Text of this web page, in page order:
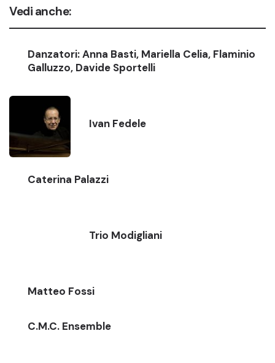
Vedi anche:
Danzatori: Anna Basti, Mariella Celia, Flaminio
Galluzzo, Davide Sportelli
Ivan Fedele
Caterina Palazzi
Trio Modigliani
Matteo Fossi
C.M.C. Ensemble